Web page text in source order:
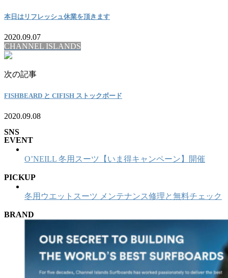
本日はリフレッシュ休業を頂きます
2020.09.07
CHANNEL ISLANDS
次の記事
FISHBEARD と CIFISH ストックボード
2020.09.08
SNS
EVENT
O’NEILL 冬用スーツ【いま得キャンペーン】開催
PICKUP
冬用ウエットスーツ メンテナンス修理と無料チェック
BRAND